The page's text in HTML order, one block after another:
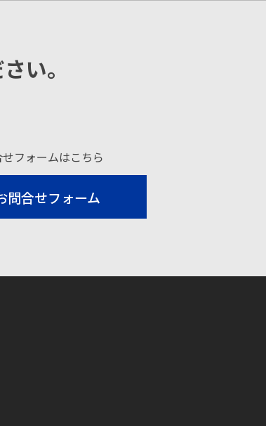
い。
フォームはこちら
問合せフォーム